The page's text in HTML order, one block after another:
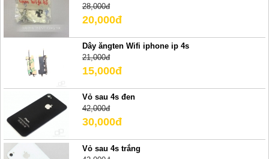
28,000đ
20,000đ
Dây ăngten Wifi iphone ip 4s
21,000đ
15,000đ
Vỏ sau 4s đen
42,000đ
30,000đ
Vỏ sau 4s trắng